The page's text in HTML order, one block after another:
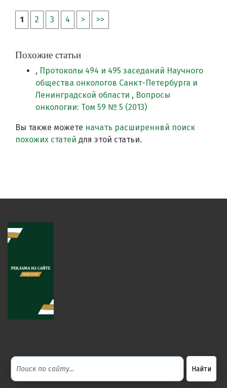
1 2 3 4 > >>
Похожие статьи
, Протоколы 494 и 495 заседаний Научного
общества онкологов Санкт-Петербурга и
Ленинградской области , Вопросы
онкологии: Том 59 № 5 (2013)
Вы также можете начать расширеннвй поиск
похожих статей для этой статьи.